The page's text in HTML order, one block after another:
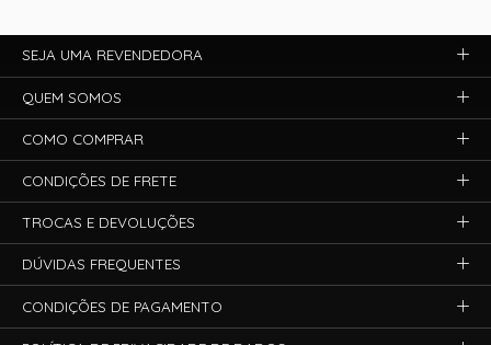
SEJA UMA REVENDEDORA
QUEM SOMOS
COMO COMPRAR
CONDIÇÕES DE FRETE
TROCAS E DEVOLUÇÕES
DÚVIDAS FREQUENTES
CONDIÇÕES DE PAGAMENTO